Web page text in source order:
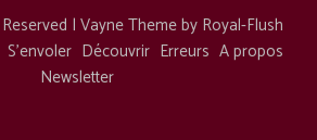
| Vayne Theme by Royal-Flush
S’envoler Découvrir Erreurs A propos
Newsletter